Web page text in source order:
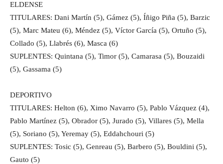
ELDENSE
TITULARES: Dani Martín (5), Gámez (5), Íñigo Piña (5), Barzic
(5), Marc Mateu (6), Méndez (5), Víctor García (5), Ortuño (5),
Collado (5), Llabrés (6), Masca (6)
SUPLENTES: Quintana (5), Timor (5), Camarasa (5), Bouzaidi
(5), Gassama (5)
DEPORTIVO
TITULARES: Helton (6), Ximo Navarro (5), Pablo Vázquez (4),
Pablo Martínez (5), Obrador (5), Jurado (5), Villares (5), Mella
(5), Soriano (5), Yeremay (5), Eddahchouri (5)
SUPLENTES: Tosic (5), Genreau (5), Barbero (5), Bouldini (5),
Gauto (5)